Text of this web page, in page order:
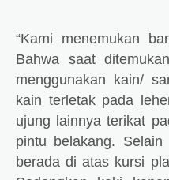
“Kami menemukan
Bahwa saat
menggunakan kain/
kain terletak pada
ujung lainnya terikat
pintu belakang.
berada di atas kursi